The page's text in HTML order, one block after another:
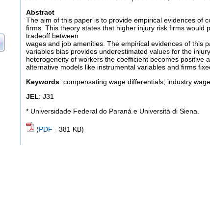
Abstract
The aim of this paper is to provide empirical evidences of
firms. This theory states that higher injury risk firms would
tradeoff between
wages and job amenities. The empirical evidences of this
variables bias provides underestimated values for the
heterogeneity of workers the coefficient becomes positive
alternative models like instrumental variables and firms
Keywords: compensating wage differentials; industry
JEL: J31
* Universidade Federal do Paraná e Università di Siena.
(PDF - 381 KB)